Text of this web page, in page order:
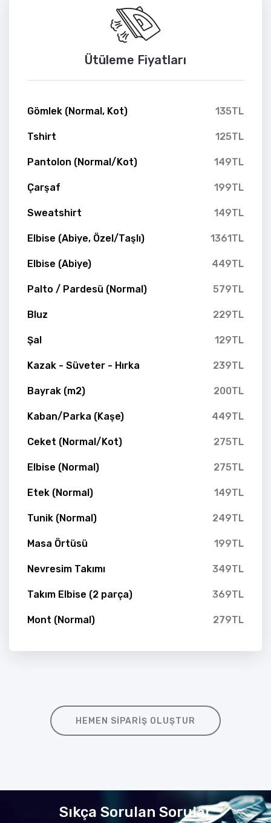
Ütüleme Fiyatları
Gömlek (Normal, Kot) 135TL
Tshirt 125TL
Pantolon (Normal/Kot) 149TL
Çarşaf 199TL
Sweatshirt 149TL
Elbise (Abiye, Özel/Taşlı) 1361TL
Elbise (Abiye) 449TL
Palto / Pardesü (Normal) 579TL
Bluz 229TL
Şal 129TL
Kazak - Süveter - Hırka 239TL
Bayrak (m2) 200TL
Kaban/Parka (Kaşe) 449TL
Ceket (Normal/Kot) 275TL
Elbise (Normal) 275TL
Etek (Normal) 149TL
Tunik (Normal) 249TL
Masa Örtüsü 199TL
Nevresim Takımı 349TL
Takım Elbise (2 parça) 369TL
Mont (Normal) 279TL
HEMEN SIPARIŞ OLUŞTUR
Sıkça Sorulan Sorular